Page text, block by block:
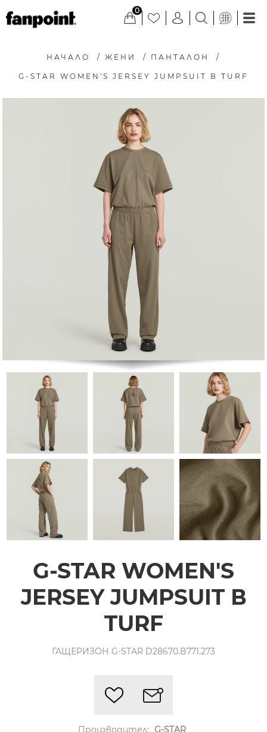
0
НАЧАЛО / ЖЕНИ / ПАНТАЛОН /
G-STAR WOMEN'S JERSEY JUMPSUIT В TURF
G-STAR WOMEN'S
JERSEY JUMPSUIT В
TURF
ГАЩЕРИЗОН G-STAR D28670.B771.273
Производител: G-STAR